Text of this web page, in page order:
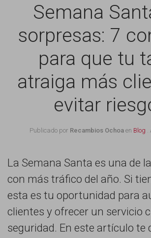
Semana
sorpresas: 7
para que tu
atraiga más
evitar
Publicado por Recambios Ochoaen Blog .
La Semana Santa es una de
con más tráfico del año. Si
esta es tu oportunidad para
clientes y ofrecer un servicio
seguridad. En este artículo te